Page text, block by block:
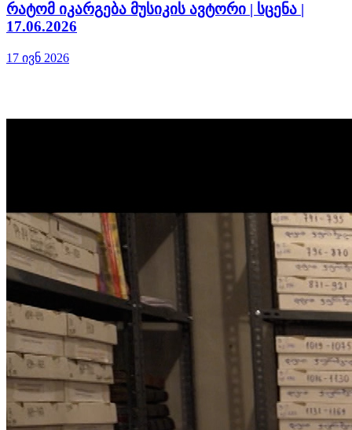
რატომ იკარგება მუსიკის ავტორი | სცენა |
17.06.2026
17 ივნ 2026